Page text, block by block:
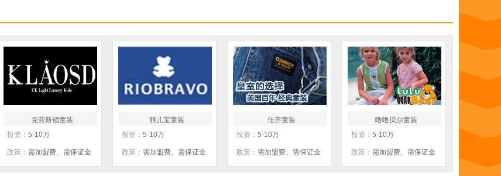
包
厂家直供 线上运营
克劳斯顿童装
投资： 5-10万
政策： 需加盟费、需保证金
丽儿宝童装
投资： 5-10万
政策： 需加盟费、需保证金
佳齐童装
投资： 5-10万
政策： 需加盟费、需保证金
噜噜贝尔童装
投资： 5-10万
政策： 需加盟费、需保证金